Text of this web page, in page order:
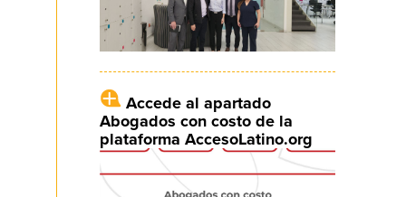
Accede al apartado
Abogados con costo de la
plataforma AccesoLatino.org